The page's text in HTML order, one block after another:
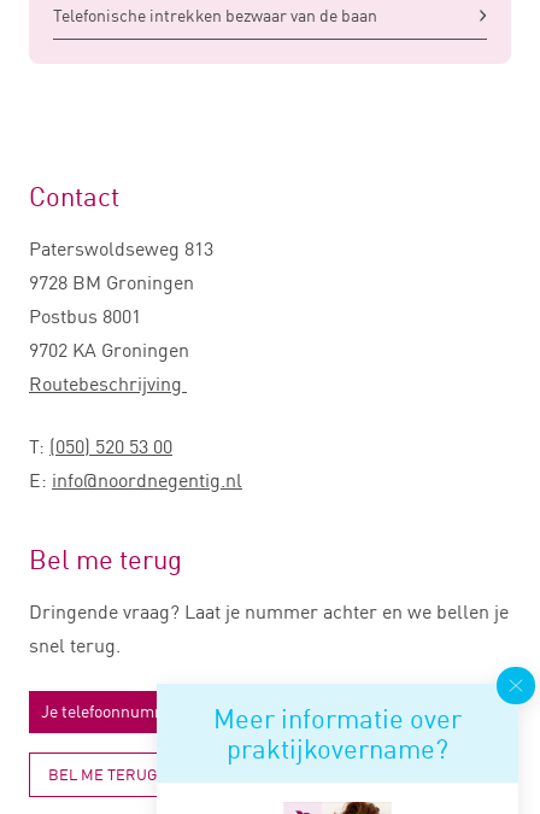
Telefonische intrekken bezwaar van de baan
Meer informatie over
praktijkovername?
Contact
Paterswoldseweg 813
9728 BM Groningen
Postbus 8001
9702 KA Groningen
Routebeschrijving
T: (050) 520 53 00
E: info@noordnegentig.nl
Bel me terug
Dringende vraag? Laat je nummer achter en we bellen je
snel terug.
BEL ME TERUG